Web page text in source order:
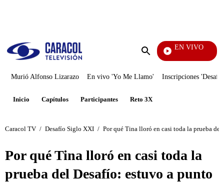
Enviar
EN VIVO
Murió Alfonso Lizarazo En vivo 'Yo Me Llamo' Inscripciones
Inicio Capítulos Participantes Reto 3X
Caracol TV / Desafío Siglo XXI / Por qué Tina lloró en casi toda la prueba
Por qué Tina lloró en casi toda la
prueba del Desafío: estuvo a punto